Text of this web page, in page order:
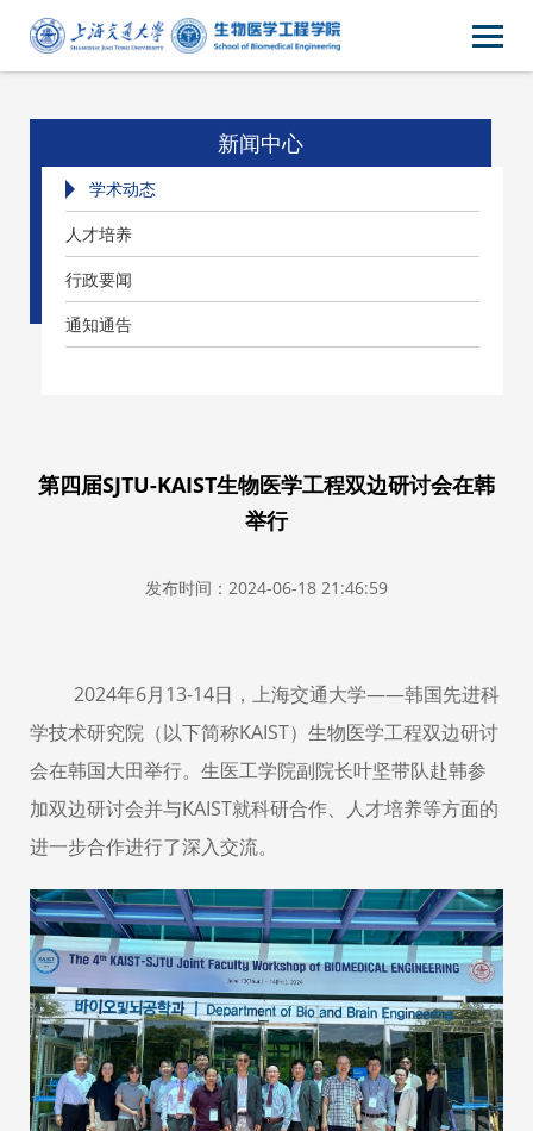
新闻中心
学术动态
人才培养
行政要闻
通知通告
第四届SJTU-KAIST生物医学工程双边研讨会在韩
举行
发布时间：2024-06-18 21:46:59
2024年6月13-14日，上海交通大学——韩国先进科
学技术研究院（以下简称KAIST） 生物医学工程双边研讨
会在韩国大田举行。生医工学院副院长叶坚带队赴韩参
加双边研讨会并与KAIST就科研合作、人才培养等方面的
进一步合作进行了深入交流。